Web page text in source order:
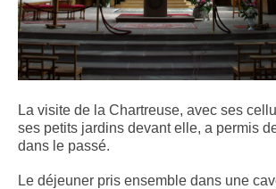
La visite de la Chartreuse, avec ses
ses petits jardins devant elle, a permis
dans le passé.
Le déjeuner pris ensemble dans une